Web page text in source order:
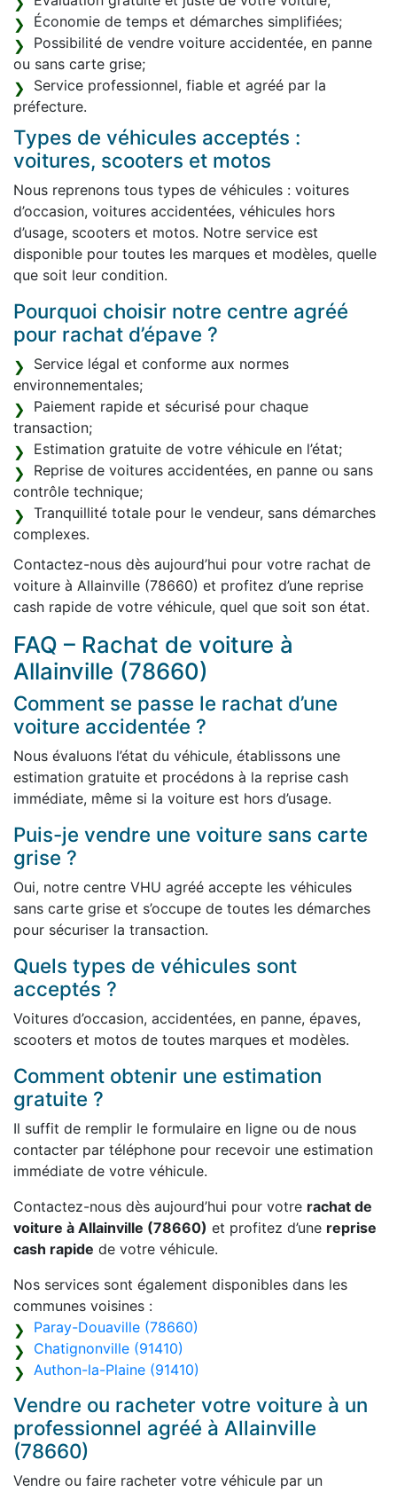
Économie de temps et démarches simplifiées;
Possibilité de vendre voiture accidentée, en panne
ou sans carte grise;
Service professionnel, fiable et agréé par la
préfecture.
Types de véhicules acceptés :
voitures, scooters et motos
Nous reprenons tous types de véhicules : voitures
d’occasion, voitures accidentées, véhicules hors
d’usage, scooters et motos. Notre service est
disponible pour toutes les marques et modèles, quelle
que soit leur condition.
Pourquoi choisir notre centre agréé
pour rachat d’épave ?
Service légal et conforme aux normes
environnementales;
Paiement rapide et sécurisé pour chaque
transaction;
Estimation gratuite de votre véhicule en l’état;
Reprise de voitures accidentées, en panne ou sans
contrôle technique;
Tranquillité totale pour le vendeur, sans démarches
complexes.
Contactez-nous dès aujourd’hui pour votre rachat de
voiture à Allainville (78660) et profitez d’une reprise
cash rapide de votre véhicule, quel que soit son état.
FAQ – Rachat de voiture à
Allainville (78660)
Comment se passe le rachat d’une
voiture accidentée ?
Nous évaluons l’état du véhicule, établissons une
estimation gratuite et procédons à la reprise cash
immédiate, même si la voiture est hors d’usage.
Puis-je vendre une voiture sans carte
grise ?
Oui, notre centre VHU agréé accepte les véhicules
sans carte grise et s’occupe de toutes les démarches
pour sécuriser la transaction.
Quels types de véhicules sont
acceptés ?
Voitures d’occasion, accidentées, en panne, épaves,
scooters et motos de toutes marques et modèles.
Comment obtenir une estimation
gratuite ?
Il suffit de remplir le formulaire en ligne ou de nous
contacter par téléphone pour recevoir une estimation
immédiate de votre véhicule.
Contactez-nous dès aujourd’hui pour votre rachat de
voiture à Allainville (78660) et profitez d’une reprise
cash rapide de votre véhicule.
Nos services sont également disponibles dans les
communes voisines :
Paray-Douaville (78660)
Chatignonville (91410)
Authon-la-Plaine (91410)
Vendre ou racheter votre voiture à un
professionnel agréé à Allainville
(78660)
Vendre ou faire racheter votre véhicule par un